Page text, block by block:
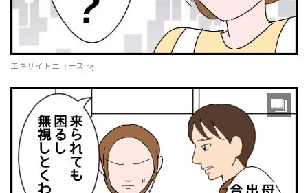
エキサイトニュース